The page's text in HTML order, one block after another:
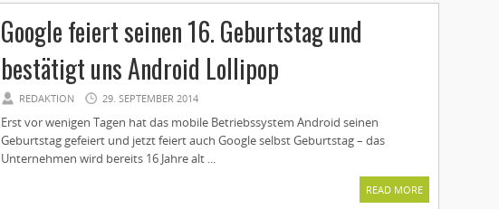
Google feiert seinen 16. Geburtstag und
bestätigt uns Android Lollipop
REDAKTION 29. SEPTEMBER 2014
Erst vor wenigen Tagen hat das mobile Betriebssystem Android seinen
Geburtstag gefeiert und jetzt feiert auch Google selbst Geburtstag – das
Unternehmen wird bereits 16 Jahre alt ...
READ MORE